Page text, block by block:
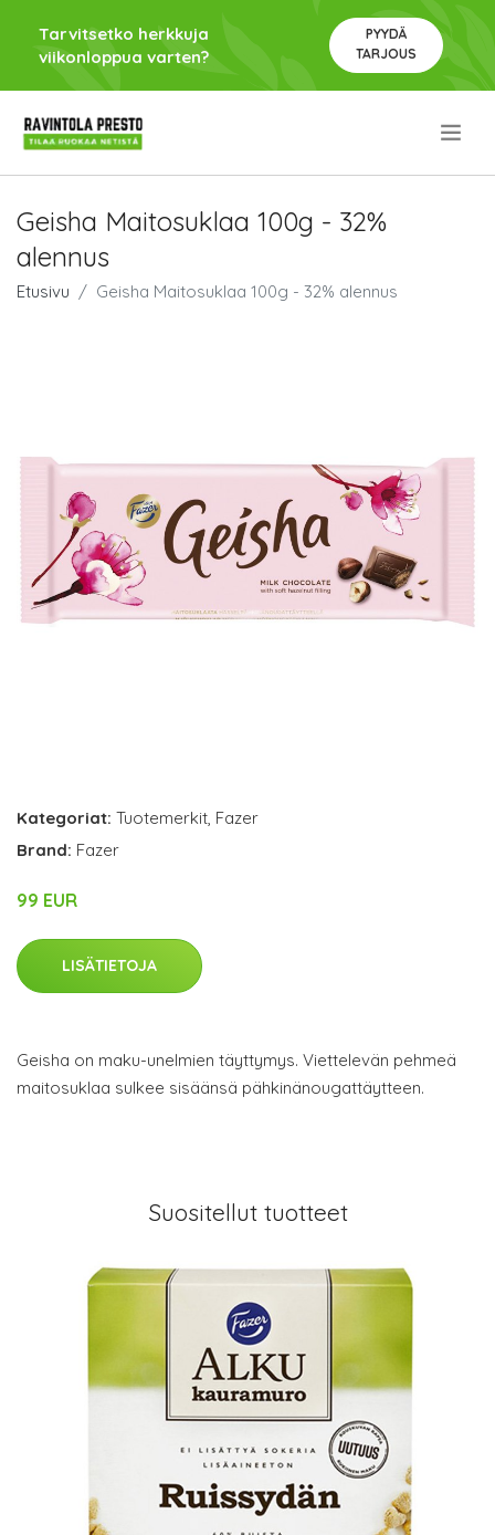
Tarvitsetko herkkuja
viikonloppua varten?
PYYDÄ
TARJOUS
Geisha Maitosuklaa 100g - 32%
alennus
Etusivu Geisha Maitosuklaa 100g - 32% alennus
Kategoriat: Tuotemerkit, Fazer
Brand: Fazer
99 EUR
LISÄTIETOJA
Geisha on maku-unelmien täyttymys. Viettelevän pehmeä
maitosuklaa sulkee sisäänsä pähkinänougattäytteen.
Suositellut tuotteet